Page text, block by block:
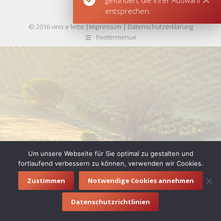
entsprechen.
© 2016 vino e letto |Impressum|Datenschutzerklärung
Footermenue
Um unsere Webseite für Sie optimal zu gestalten und
fortlaufend verbessern zu können, verwenden wir Cookies.
Zustimmen Notwendige Cookies annehmen
Datenschutzrichtlinien